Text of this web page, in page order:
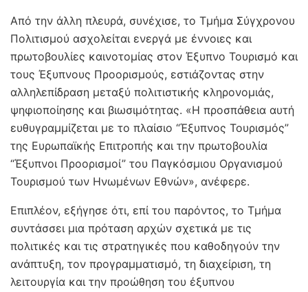
Από την άλλη πλευρά, συνέχισε, το Τμήμα Σύγχρονου
Πολιτισμού ασχολείται ενεργά με έννοιες και
πρωτοβουλίες καινοτομίας στον Έξυπνο Τουρισμό και
τους Έξυπνους Προορισμούς, εστιάζοντας στην
αλληλεπίδραση μεταξύ πολιτιστικής κληρονομιάς,
ψηφιοποίησης και βιωσιμότητας. «Η προσπάθεια αυτή
ευθυγραμμίζεται με το πλαίσιο “Έξυπνος Τουρισμός”
της Ευρωπαϊκής Επιτροπής και την πρωτοβουλία
“Έξυπνοι Προορισμοί” του Παγκόσμιου Οργανισμού
Τουρισμού των Ηνωμένων Εθνών», ανέφερε.
Επιπλέον, εξήγησε ότι, επί του παρόντος, το Τμήμα
συντάσσει μια πρόταση αρχών σχετικά με τις
πολιτικές και τις στρατηγικές που καθοδηγούν την
ανάπτυξη, τον προγραμματισμό, τη διαχείριση, τη
λειτουργία και την προώθηση του έξυπνου